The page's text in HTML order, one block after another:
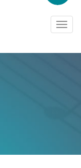
Toggle